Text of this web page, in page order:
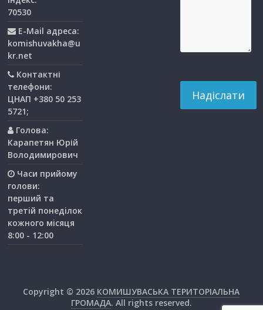
70530
E-Mail адреса:
komishuvakha@u
kr.net
Контактні
телефони:
ЦНАП +380 50 253
5721;
Голова:
Карапетян Юрій
Володимирович
Часи прийому
голови:
перший та
третiй понедiлок
кожного мiсяця
8:00 - 12:00
Copyright © 2026 КОМИШУВАСЬКА ТЕРИТОРІАЛЬНА
ГРОМАДА. All rights reserved.